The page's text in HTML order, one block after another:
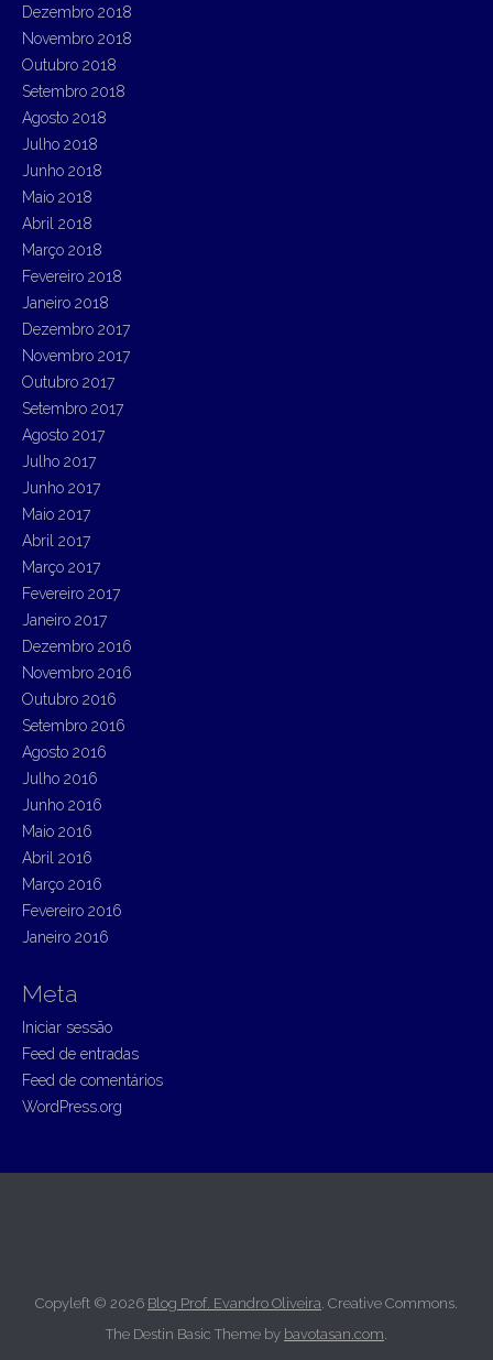
Dezembro 2018
Novembro 2018
Outubro 2018
Setembro 2018
Agosto 2018
Julho 2018
Junho 2018
Maio 2018
Abril 2018
Março 2018
Fevereiro 2018
Janeiro 2018
Dezembro 2017
Novembro 2017
Outubro 2017
Setembro 2017
Agosto 2017
Julho 2017
Junho 2017
Maio 2017
Abril 2017
Março 2017
Fevereiro 2017
Janeiro 2017
Dezembro 2016
Novembro 2016
Outubro 2016
Setembro 2016
Agosto 2016
Julho 2016
Junho 2016
Maio 2016
Abril 2016
Março 2016
Fevereiro 2016
Janeiro 2016
Meta
Iniciar sessão
Feed de entradas
Feed de comentários
WordPress.org
Copyleft © 2026 Blog Prof. Evandro Oliveira . Creative Commons.
The Destin Basic Theme by bavotasan.com